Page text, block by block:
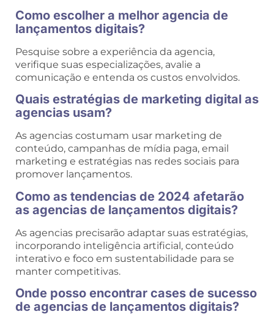
Como escolher a melhor agencia de
lançamentos digitais?
Pesquise sobre a experiência da agencia,
verifique suas especializações, avalie a
comunicação e entenda os custos envolvidos.
Quais estratégias de marketing digital as
agencias usam?
As agencias costumam usar marketing de
conteúdo, campanhas de mídia paga, email
marketing e estratégias nas redes sociais para
promover lançamentos.
Como as tendencias de 2024 afetarão
as agencias de lançamentos digitais?
As agencias precisarão adaptar suas estratégias,
incorporando inteligência artificial, conteúdo
interativo e foco em sustentabilidade para se
manter competitivas.
Onde posso encontrar cases de sucesso
de agencias de lançamentos digitais?